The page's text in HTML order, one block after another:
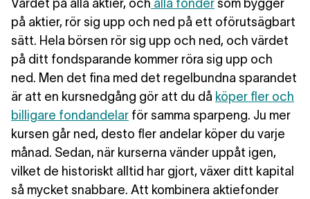
Värdet på alla aktier, och alla fonder som bygger
på aktier, rör sig upp och ned på ett oförutsägbart
sätt. Hela börsen rör sig upp och ned, och värdet
på ditt fondsparande kommer röra sig upp och
ned. Men det fina med det regelbundna sparandet
är att en kursnedgång gör att du då köper fler och
billigare fondandelar för samma sparpeng. Ju mer
kursen går ned, desto fler andelar köper du varje
månad. Sedan, när kurserna vänder uppåt igen,
vilket de historiskt alltid har gjort, växer ditt kapital
så mycket snabbare. Att kombinera aktiefonder